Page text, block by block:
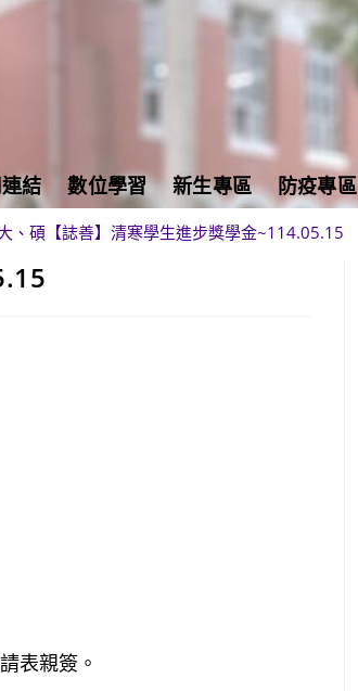
結 數位學習 新生專區 防疫專區
、碩【誌善】清寒學生進步獎學金~114.05.15
表親簽。